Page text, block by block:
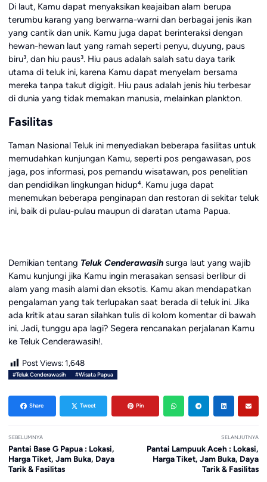
Di laut, Kamu dapat menyaksikan keajaiban alam berupa
terumbu karang yang berwarna-warni dan berbagai jenis ikan
yang cantik dan unik. Kamu juga dapat berinteraksi dengan
hewan-hewan laut yang ramah seperti penyu, duyung, paus
biru³, dan hiu paus³. Hiu paus adalah salah satu daya tarik
utama di teluk ini, karena Kamu dapat menyelam bersama
mereka tanpa takut digigit. Hiu paus adalah jenis hiu terbesar
di dunia yang tidak memakan manusia, melainkan plankton.
Fasilitas
Taman Nasional Teluk ini menyediakan beberapa fasilitas untuk
memudahkan kunjungan Kamu, seperti pos pengawasan, pos
jaga, pos informasi, pos pemandu wisatawan, pos penelitian
dan pendidikan lingkungan hidup⁴. Kamu juga dapat
menemukan beberapa penginapan dan restoran di sekitar teluk
ini, baik di pulau-pulau maupun di daratan utama Papua.
Demikian tentang Teluk Cenderawasihsurga laut yang wajib
Kamu kunjungi jika Kamu ingin merasakan sensasi berlibur di
alam yang masih alami dan eksotis. Kamu akan mendapatkan
pengalaman yang tak terlupakan saat berada di teluk ini. Jika
ada kritik atau saran silahkan tulis di kolom komentar di bawah
ini. Jadi, tunggu apa lagi? Segera rencanakan perjalanan Kamu
ke Teluk Cenderawasih!.
Post Views: 1,648
#Teluk Cenderawasih #Wisata Papua
Share Tweet Pin
SEBELUMNYA
Pantai Base G Papua : Lokasi,
Harga Tiket, Jam Buka, Daya
Tarik & Fasilitas
SELANJUTNYA
Pantai Lampuuk Aceh : Lokasi,
Harga Tiket, Jam Buka, Daya
Tarik & Fasilitas